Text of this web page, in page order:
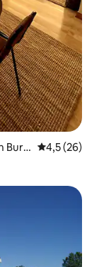
Burg Calificación
4,5 (26)